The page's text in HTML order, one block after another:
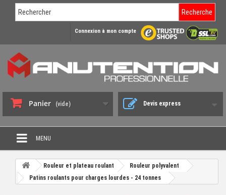
Recherche
Connexion à mon compte
Panier (vide) Devis express
MENU
PROMO DÉSTOCKAGE
CHARIOT DE MANUTENTION
Rouleur et plateau roulant
Rouleur polyvalent
Patins roulants pour charges lourdes - 24 tonnes